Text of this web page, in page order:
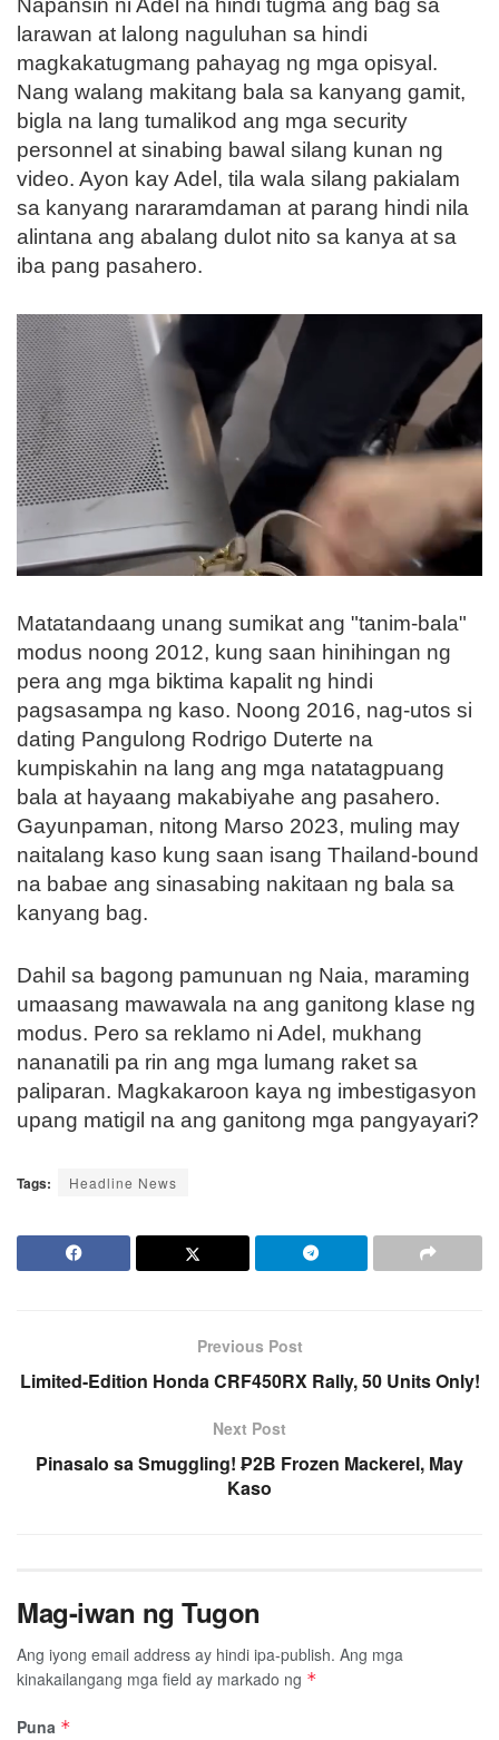
Napansin ni Adel na hindi tugma ang bag sa
larawan at lalong naguluhan sa hindi
magkakatugmang pahayag ng mga opisyal.
Nang walang makitang bala sa kanyang gamit,
bigla na lang tumalikod ang mga security
personnel at sinabing bawal silang kunan ng
video. Ayon kay Adel, tila wala silang pakialam
sa kanyang nararamdaman at parang hindi nila
alintana ang abalang dulot nito sa kanya at sa
iba pang pasahero.
Matatandaang unang sumikat ang "tanim-bala"
modus noong 2012, kung saan hinihingan ng
pera ang mga biktima kapalit ng hindi
pagsasampa ng kaso. Noong 2016, nag-utos si
dating Pangulong Rodrigo Duterte na
kumpiskahin na lang ang mga natatagpuang
bala at hayaang makabiyahe ang pasahero.
Gayunpaman, nitong Marso 2023, muling may
naitalang kaso kung saan isang Thailand-bound
na babae ang sinasabing nakitaan ng bala sa
kanyang bag.
Dahil sa bagong pamunuan ng Naia, maraming
umaasang mawawala na ang ganitong klase ng
modus. Pero sa reklamo ni Adel, mukhang
nananatili pa rin ang mga lumang raket sa
paliparan. Magkakaroon kaya ng imbestigasyon
upang matigil na ang ganitong mga pangyayari?
Tags: Headline News
Previous Post
Limited-Edition Honda CRF450RX Rally, 50 Units Only!
Next Post
Pinasalo sa Smuggling! ₱2B Frozen Mackerel, May
Kaso
Mag-iwan ng Tugon
Ang iyong email address ay hindi ipa-publish. Ang mga
kinakailangang mga field ay markado ng *
Puna *